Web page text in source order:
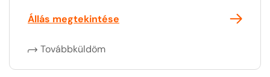
Állás megtekintése
Továbbküldöm